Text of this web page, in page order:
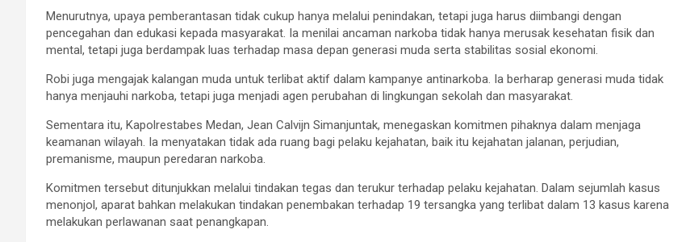
Menurutnya, upaya pemberantasan tidak cukup hanya melalui penindakan, tetapi juga harus diimbangi dengan
pencegahan dan edukasi kepada masyarakat. Ia menilai ancaman narkoba tidak hanya merusak kesehatan fisik dan
mental, tetapi juga berdampak luas terhadap masa depan generasi muda serta stabilitas sosial ekonomi.
Robi juga mengajak kalangan muda untuk terlibat aktif dalam kampanye antinarkoba. Ia berharap generasi muda tidak
hanya menjauhi narkoba, tetapi juga menjadi agen perubahan di lingkungan sekolah dan masyarakat.
Sementara itu, Kapolrestabes Medan, Jean Calvijn Simanjuntak, menegaskan komitmen pihaknya dalam menjaga
keamanan wilayah. Ia menyatakan tidak ada ruang bagi pelaku kejahatan, baik itu kejahatan jalanan, perjudian,
premanisme, maupun peredaran narkoba.
Komitmen tersebut ditunjukkan melalui tindakan tegas dan terukur terhadap pelaku kejahatan. Dalam sejumlah kasus
menonjol, aparat bahkan melakukan tindakan penembakan terhadap 19 tersangka yang terlibat dalam 13 kasus karena
melakukan perlawanan saat penangkapan.